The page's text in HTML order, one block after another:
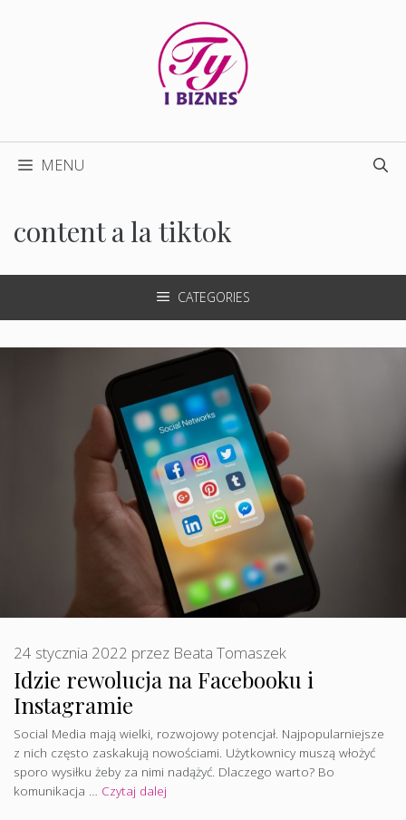
MENU
content a la tiktok
CATEGORIES
Idzie rewolucja na Facebooku i
Instagramie
24 stycznia 2022 przez Beata Tomaszek
Social Media mają wielki, rozwojowy potencjał. Najpopularniejsze
z nich często zaskakują nowościami. Użytkownicy muszą włożyć
sporo wysiłku żeby za nimi nadążyć. Dlaczego warto? Bo
komunikacja … Czytaj dalej